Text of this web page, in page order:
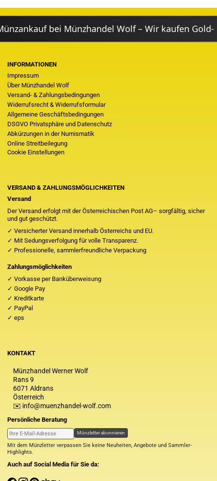
bei Münzhandel Wolf – Wir kaufen Gold-
INFORMATIONEN
Impressum
Über Münzhandel Wolf
Versand- & Zahlungsbedingungen
Widerrufsrecht & Widerrufsformular
Allgemeine Geschäftsbedingungen
DSGVO Privatsphäre und Datenschutz
Abkürzungen in der Numismatik
Online Streitbeilegung
Cookie Einstellungen
VERSAND & ZAHLUNGSMÖGLICHKEITEN
Versand
Der Versand erfolgt mit der Österreichischen Post AG– sorgfältig, sicher
und gut geschützt.
✓ Versicherter Versand innerhalb Österreichs und EU.
✓ Mit Sedungsverfolgung für volle Transparenz.
✓ Professionelle, sammlerfreundliche Verpackung
Zahlungsmöglichkeiten
✓ Vorkasse per Banküberweisung
✓ Google Pay
✓ Kreditkarte
✓ PayPal
✓ eps
KONTAKT
Münzhandel Werner Wolf
Rans 9
6071 Aldrans
Österreich
✉️ info@muenzhandel-wolf.com
Persönliche Beratung
Münzletter abonnieren
Mit dem Münzletter verpassen Sie keine Neuheiten, Angebote und Sammler-
Highlights.
Auch auf Social Media für Sie da: